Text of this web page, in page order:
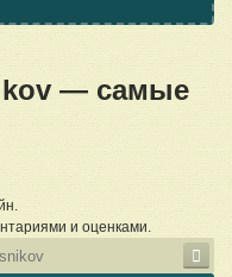
— самые
и оценками.